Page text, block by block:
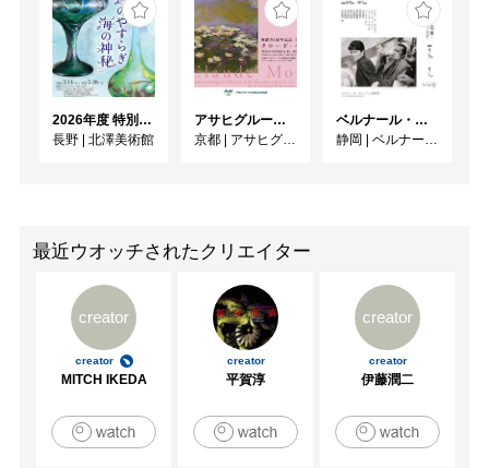
2026年度 特別展「ガレとドーム、アール･ヌーヴォーのガラス 水辺のやすらぎ、海の神秘」
長野 | 北澤美術館
アサヒグループ大山崎山荘美術館 開館30周年記念展「没後100年 クロード・モネ」
京都 | アサヒグループ大山崎山荘美術館
ベルナール・ビュフェと写真 ーカメラがとらえたビュフェとその時代、そして21 世紀へ
静岡 | ベルナール・ビュフェ美術館
最近ウオッチされたクリエイター
creator
creator
MITCH IKEDA
creator
平賀淳
creator
creator
伊藤潤二